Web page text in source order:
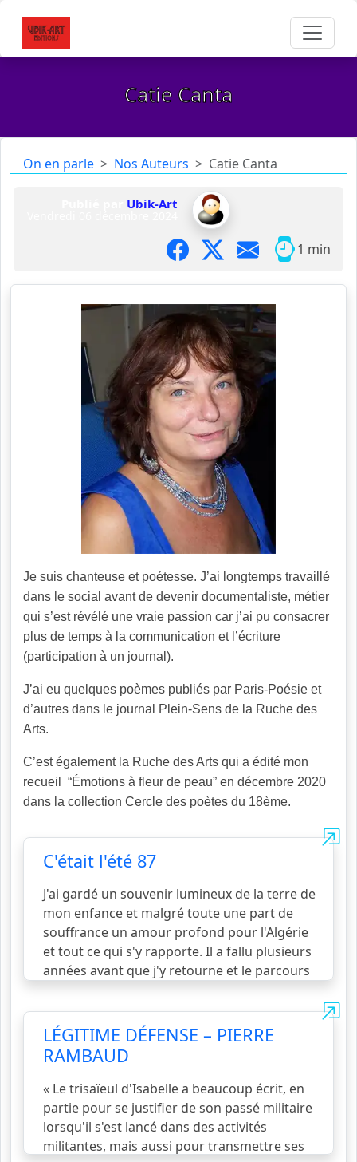
Catie Canta
On en parle Nos Auteurs Catie Canta
Ubik-Art
1 min
Je suis chanteuse et poétesse. J’ai longtemps travaillé
dans le social avant de devenir documentaliste, métier
qui s’est révélé une vraie passion car j’ai pu consacrer
plus de temps à la communication et l’écriture
(participation à un journal).
J’ai eu quelques poèmes publiés par Paris-Poésie et
d’autres dans le journal Plein-Sens de la Ruche des
Arts.
C’est également la Ruche des Arts qui a édité mon
recueil “Émotions à fleur de peau” en décembre 2020
dans la collection Cercle des poètes du 18ème.
C'était l'été 87
J'ai gardé un souvenir lumineux de la terre de
mon enfance et malgré toute une part de
souffrance un amour profond pour l'Algérie
et tout ce qui s'y rapporte. Il a fallu plusieurs
années avant que j'y retourne et le parcours
ponctuées d'émotions diverses, résurgences
de couleurs et de parfums enfouis dans ma
mémoire, de paroles en apparence
oubliées… C'est cette passion qu
suite...
LÉGITIME DÉFENSE – PIERRE
RAMBAUD
« Le trisaïeul d'Isabelle a beaucoup écrit, en
partie pour se justifier de son passé militaire
lorsqu'il s'est lancé dans des activités
militantes, mais aussi pour transmettre ses